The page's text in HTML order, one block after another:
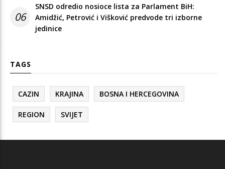
06
SNSD odredio nosioce lista za Parlament BiH:
Amidžić, Petrović i Višković predvode tri izborne
jedinice
TAGS
CAZIN KRAJINA BOSNA I HERCEGOVINA
REGION SVIJET